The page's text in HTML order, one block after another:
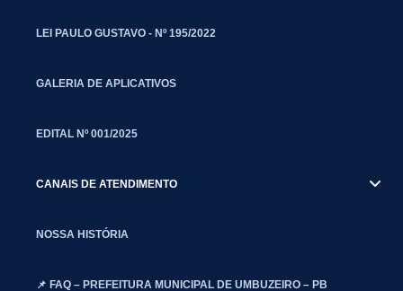
LEI PAULO GUSTAVO - Nº 195/2022
GALERIA DE APLICATIVOS
EDITAL Nº 001/2025
CANAIS DE ATENDIMENTO
NOSSA HISTÓRIA
📌 FAQ – PREFEITURA MUNICIPAL DE UMBUZEIRO – PB